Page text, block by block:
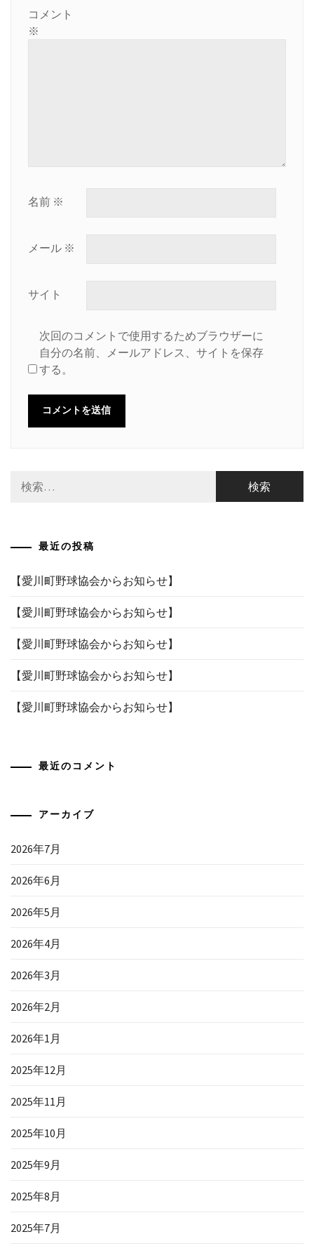
コメント
※
名前 ※
メール ※
サイト
次回のコメントで使用するためブラウザーに
自分の名前、メールアドレス、サイトを保存
する。
索:
最近の投稿
【愛川町野球協会からお知らせ】
【愛川町野球協会からお知らせ】
【愛川町野球協会からお知らせ】
【愛川町野球協会からお知らせ】
【愛川町野球協会からお知らせ】
最近のコメント
アーカイブ
2026年7月
2026年6月
2026年5月
2026年4月
2026年3月
2026年2月
2026年1月
2025年12月
2025年11月
2025年10月
2025年9月
2025年8月
2025年7月